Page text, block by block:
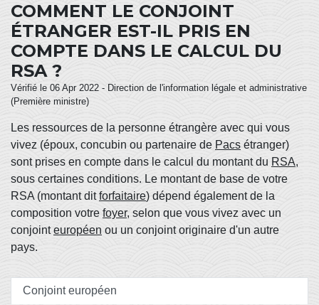
COMMENT LE CONJOINT
ÉTRANGER EST-IL PRIS EN
COMPTE DANS LE CALCUL DU
RSA ?
Vérifié le 06 Apr 2022 - Direction de l'information légale et administrative
(Première ministre)
Les ressources de la personne étrangère avec qui vous
vivez (époux, concubin ou partenaire de Pacs étranger)
sont prises en compte dans le calcul du montant du RSA,
sous certaines conditions. Le montant de base de votre
RSA (montant ditforfaitaire) dépend également de la
composition votre foyer, selon que vous vivez avec un
conjointeuropéen ou un conjoint originaire d'un autre
pays.
Conjoint européen